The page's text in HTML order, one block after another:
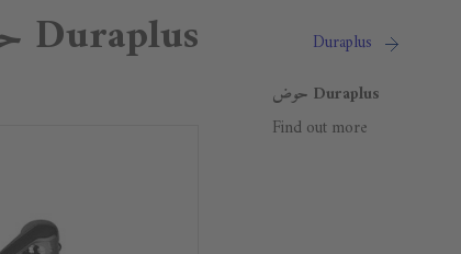
Duraplus
Duraplus حوض
Find out more
Duraplus حوض